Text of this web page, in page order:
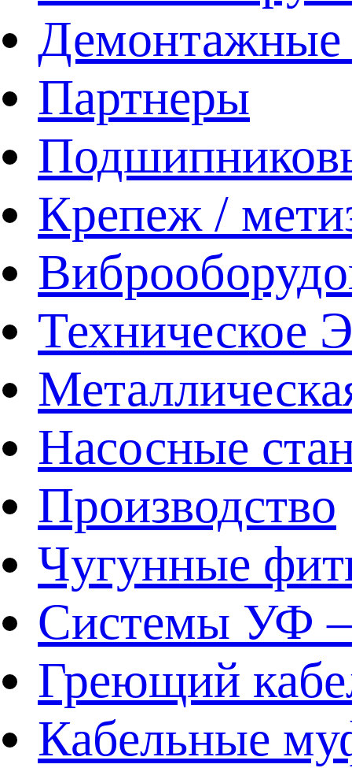
Демонтажные
Партнеры
Крепеж /
Техническое
Насосные
Производство
Чугунные
Системы УФ –
Греющий
Кабельные